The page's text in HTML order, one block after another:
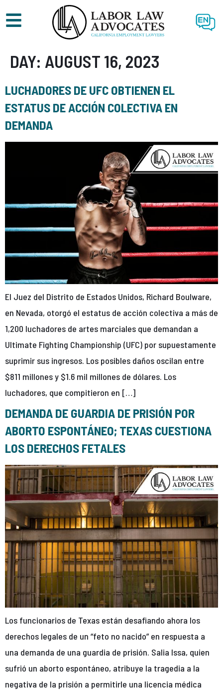
EN
DAY: AUGUST 16, 2023
LUCHADORES DE UFC OBTIENEN EL
ESTATUS DE ACCIÓN COLECTIVA EN
DEMANDA
El Juez del Distrito de Estados Unidos, Richard Boulware,
en Nevada, otorgó el estatus de acción colectiva a más de
1,200 luchadores de artes marciales que demandan a
Ultimate Fighting Championship (UFC) por supuestamente
suprimir sus ingresos. Los posibles daños oscilan entre
$811 millones y $1.6 mil millones de dólares. Los
luchadores, que compitieron en […]
DEMANDA DE GUARDIA DE PRISIÓN POR
ABORTO ESPONTÁNEO; TEXAS CUESTIONA
LOS DERECHOS FETALES
Los funcionarios de Texas están desafiando ahora los
derechos legales de un “feto no nacido” en respuesta a
una demanda de una guardia de prisión. Salia Issa, quien
sufrió un aborto espontáneo, atribuye la tragedia a la
negativa de la prisión a permitirle una licencia médica